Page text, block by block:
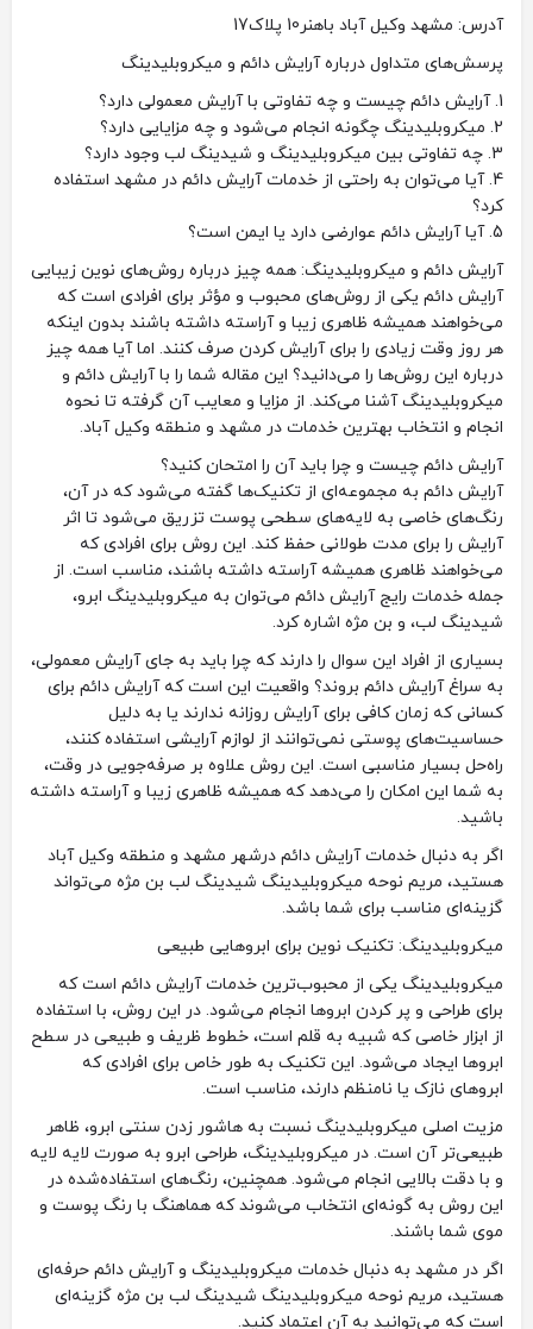
آدرس: مشهد وکیل آباد باهنر10 پلاک17
پرسش‌های متداول درباره آرایش دائم و میکروبلیدینگ
1. آرایش دائم چیست و چه تفاوتی با آرایش معمولی دارد؟
2. میکروبلیدینگ چگونه انجام می‌شود و چه مزایایی دارد؟
3. چه تفاوتی بین میکروبلیدینگ و شیدینگ لب وجود دارد؟
4. آیا می‌توان به راحتی از خدمات آرایش دائم در مشهد استفاده
کرد؟
5. آیا آرایش دائم عوارضی دارد یا ایمن است؟
آرایش دائم و میکروبلیدینگ: همه چیز درباره روش‌های نوین زیبایی
آرایش دائم یکی از روش‌های محبوب و مؤثر برای افرادی است که
می‌خواهند همیشه ظاهری زیبا و آراسته داشته باشند بدون اینکه
هر روز وقت زیادی را برای آرایش کردن صرف کنند. اما آیا همه چیز
درباره این روش‌ها را می‌دانید؟ این مقاله شما را با آرایش دائم و
میکروبلیدینگ آشنا می‌کند. از مزایا و معایب آن گرفته تا نحوه
انجام و انتخاب بهترین خدمات در مشهد و منطقه وکیل آباد.
آرایش دائم چیست و چرا باید آن را امتحان کنید؟
آرایش دائم به مجموعه‌ای از تکنیک‌ها گفته می‌شود که در آن،
رنگ‌های خاصی به لایه‌های سطحی پوست تزریق می‌شود تا اثر
آرایش را برای مدت طولانی حفظ کند. این روش برای افرادی که
می‌خواهند ظاهری همیشه آراسته داشته باشند، مناسب است. از
جمله خدمات رایج آرایش دائم می‌توان به میکروبلیدینگ ابرو،
شیدینگ لب، و بن مژه اشاره کرد.
بسیاری از افراد این سوال را دارند که چرا باید به جای آرایش معمولی،
به سراغ آرایش دائم بروند؟ واقعیت این است که آرایش دائم برای
کسانی که زمان کافی برای آرایش روزانه ندارند یا به دلیل
حساسیت‌های پوستی نمی‌توانند از لوازم آرایشی استفاده کنند،
راه‌حل بسیار مناسبی است. این روش علاوه بر صرفه‌جویی در وقت،
به شما این امکان را می‌دهد که همیشه ظاهری زیبا و آراسته داشته
باشید.
اگر به دنبال خدمات آرایش دائم درشهر مشهد و منطقه وکیل آباد
هستید، مریم نوحه میکروبلیدینگ شیدینگ لب بن مژه می‌تواند
گزینه‌ای مناسب برای شما باشد.
میکروبلیدینگ: تکنیک نوین برای ابروهایی طبیعی
میکروبلیدینگ یکی از محبوب‌ترین خدمات آرایش دائم است که
برای طراحی و پر کردن ابروها انجام می‌شود. در این روش، با استفاده
از ابزار خاصی که شبیه به قلم است، خطوط ظریف و طبیعی در سطح
ابروها ایجاد می‌شود. این تکنیک به طور خاص برای افرادی که
ابروهای نازک یا نامنظم دارند، مناسب است.
مزیت اصلی میکروبلیدینگ نسبت به هاشور زدن سنتی ابرو، ظاهر
طبیعی‌تر آن است. در میکروبلیدینگ، طراحی ابرو به صورت لایه لایه
و با دقت بالایی انجام می‌شود. همچنین، رنگ‌های استفاده‌شده در
این روش به گونه‌ای انتخاب می‌شوند که هماهنگ با رنگ پوست و
موی شما باشند.
اگر در مشهد به دنبال خدمات میکروبلیدینگ و آرایش دائم حرفه‌ای
هستید، مریم نوحه میکروبلیدینگ شیدینگ لب بن مژه گزینه‌ای
است که می‌توانید به آن اعتماد کنید.